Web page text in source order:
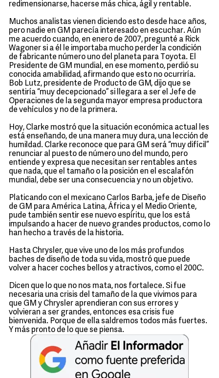
redimensionarse, hacerse más chica, ágil y rentable.
Muchos analistas vienen diciendo esto desde hace años,
pero nadie en GM parecía interesado en escuchar. Aún
me acuerdo cuando, en enero de 2007, pregunté a Rick
Wagoner si a él le importaba mucho perder la condición
de fabricante número uno del planeta para Toyota. El
Presidente de GM mundial, en ese momento, perdió su
conocida amabilidad, afirmando que esto no ocurriría.
Bob Lutz, presidente de Producto de GM, dijo que se
sentiría “muy decepcionado” si llegara a ser el Jefe de
Operaciones de la segunda mayor empresa productora
de vehículos y no de la primera.
Hoy, Clarke mostró que la situación económica actual les
está enseñando, de una manera muy dura, una lección de
humildad. Clarke reconoce que para GM será “muy difícil”
renunciar al puesto de número uno del mundo, pero
entiende y expresa que necesitan ser rentables antes
que nada, que el tamaño o la posición en el escalafón
mundial, debe ser una consecuencia y no un objetivo.
Platicando con el mexicano Carlos Barba, jefe de Diseño
de GM para América Latina, África y el Medio Oriente,
pude también sentir ese nuevo espíritu, que los está
impulsando a hacer de nuevo grandes productos, como lo
han hecho a través de la historia.
Hasta Chrysler, que vive uno de los más profundos
baches de diseño de toda su vida, mostró que puede
volver a hacer coches bellos y atractivos, como el 200C.
Dicen que lo que no nos mata, nos fortalece. Si fue
necesaria una crisis del tamaño de la que vivimos para
que GM y Chrysler aprendieran con sus errores y
volvieran a ser grandes, entonces esa crisis fue
bienvenida. Porque de ella saldremos todos más fuertes.
Y más pronto de lo que se piensa.